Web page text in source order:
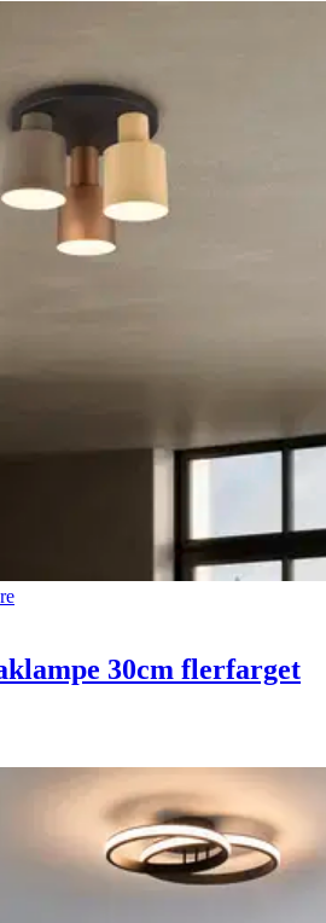
30cm flerfarget